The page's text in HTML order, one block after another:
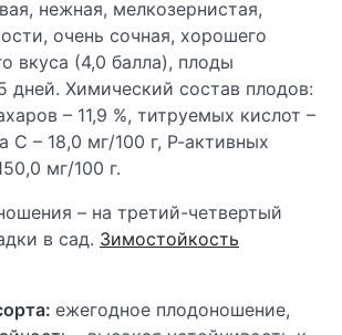
нежная, мелкозернистая,
очень сочная, хорошего
вкуса (4,0 балла), плоды
дней. Химический состав плодов:
– 11,9 %, титруемых кислот –
С – 18,0 мг/100 г, Р-активных
мг/100 г.
– на третий-четвертый
в сад. Зимостойкость
ежегодное плодоношение,